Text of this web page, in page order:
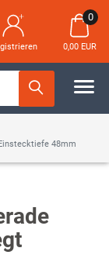
0
0,00 EUR
48mm